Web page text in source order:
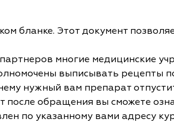
бланке. Этот документ
многие медицинские
выписывать рецепты
нужный вам препарат
после обращения вы сможете
по указанному вами адресу